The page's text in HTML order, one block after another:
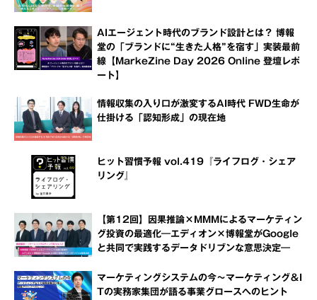
AIエージェント時代のブランド設計とは？ 博報
堂の「ブランドに“生きた人格”を宿す」実装最前
線【MarkeZine Day 2026 Online 登壇レポ
ート】
情報収集の入り口が激変するAI時代 FWD生命が
仕掛ける「認知形成」の現在地
ヒット習慣予報 vol.419『ライフログ・シェア
リング』
【第12回】因果推論×MMMによるマーケティン
グ投資の最適化―エディオン×博報堂がGoogle
と共同で実践するデータドリブンな意思決定―
マーケティングシステムの今～マーケティング＆I
Tの実務家集団が語る事業グロースへのヒント